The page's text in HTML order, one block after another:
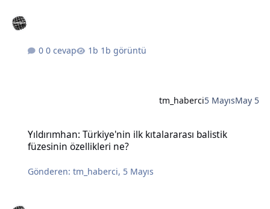
0 cevap 1b görüntü
tm_haberci5 MayısMay 5
Yıldırımhan: Türkiye'nin ilk kıtalararası balistik
füzesinin özellikleri ne?
Gönderen:tm_haberci, 5 Mayıs